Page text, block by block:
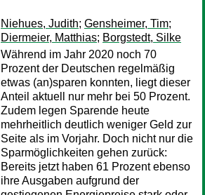
Niehues, Judith; Gensheimer, Tim;
Diermeier, Matthias; Borgstedt, Silke
Während im Jahr 2020 noch 70
Prozent der Deutschen regelmäßig
etwas (an)sparen konnten, liegt dieser
Anteil aktuell nur mehr bei 50 Prozent.
Zudem legen Sparende heute
mehrheitlich deutlich weniger Geld zur
Seite als im Vorjahr. Doch nicht nur die
Sparmöglichkeiten gehen zurück:
Bereits jetzt haben 61 Prozent ebenso
ihre Ausgaben aufgrund der